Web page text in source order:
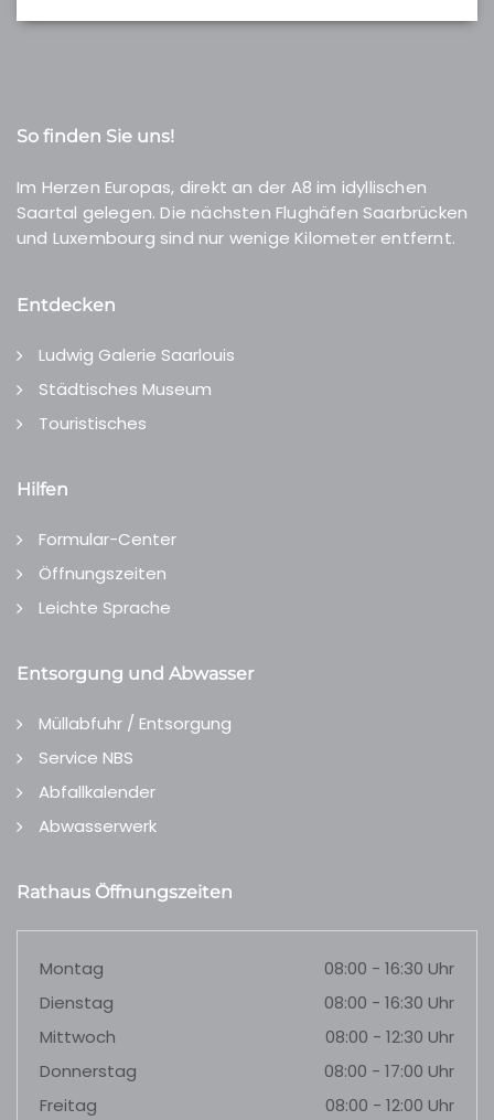
So finden Sie uns!
Im Herzen Europas, direkt an der A8 im idyllischen
Saartal gelegen. Die nächsten Flughäfen Saarbrücken
und Luxembourg sind nur wenige Kilometer entfernt.
Entdecken
Ludwig Galerie Saarlouis
Städtisches Museum
Touristisches
Hilfen
Formular-Center
Öffnungszeiten
Leichte Sprache
Entsorgung und Abwasser
Müllabfuhr / Entsorgung
Service NBS
Abfallkalender
Abwasserwerk
Rathaus Öffnungszeiten
Montag
08:00 - 16:30 Uhr
Dienstag
08:00 - 16:30 Uhr
Mittwoch
08:00 - 12:30 Uhr
Donnerstag
08:00 - 17:00 Uhr
Freitag
08:00 - 12:00 Uhr